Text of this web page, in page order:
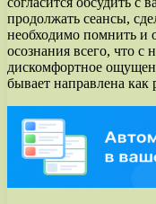
продолжать сеансы,
необходимо помнить и
осознания всего, что с
дискомфортное
бывает направлена как